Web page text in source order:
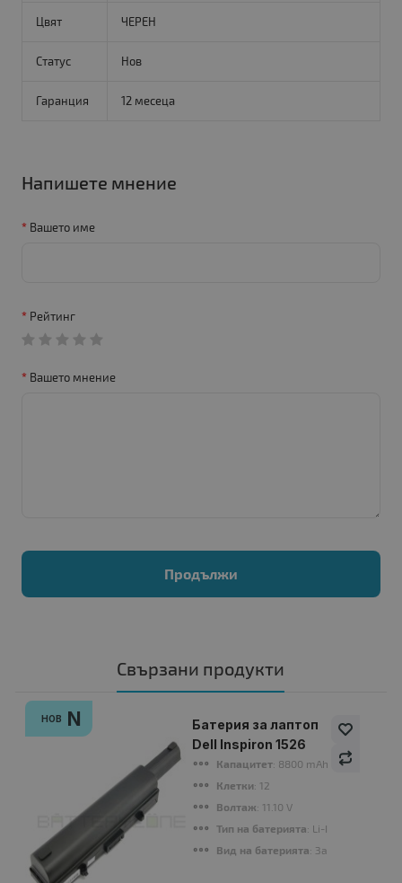
Цвят ЧЕРЕН
Статус Нов
Гаранция 12 месеца
Напишете мнение
Вашето име
Рейтинг
Вашето мнение
Продължи
Свързани продукти
НОВ N
Батерия за лаптоп
Dell Inspiron 1526
Капацитет: 8800 mAh
Клетки: 12
Волтаж: 11.10 V
Тип на батерията: Li-Ion
Вид на батерията: Заместител